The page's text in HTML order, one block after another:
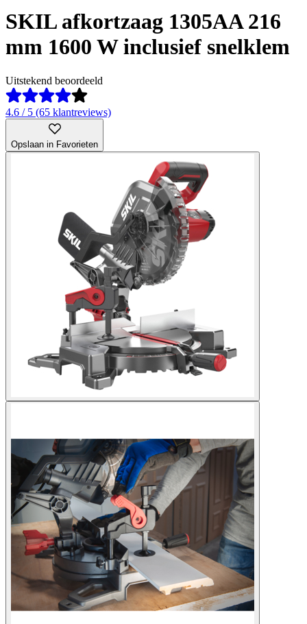
SKIL afkortzaag 1305AA 216
mm 1600 W inclusief snelklem
Uitstekend beoordeeld
4.6 / 5 (65 klantreviews)
Opslaan in Favorieten